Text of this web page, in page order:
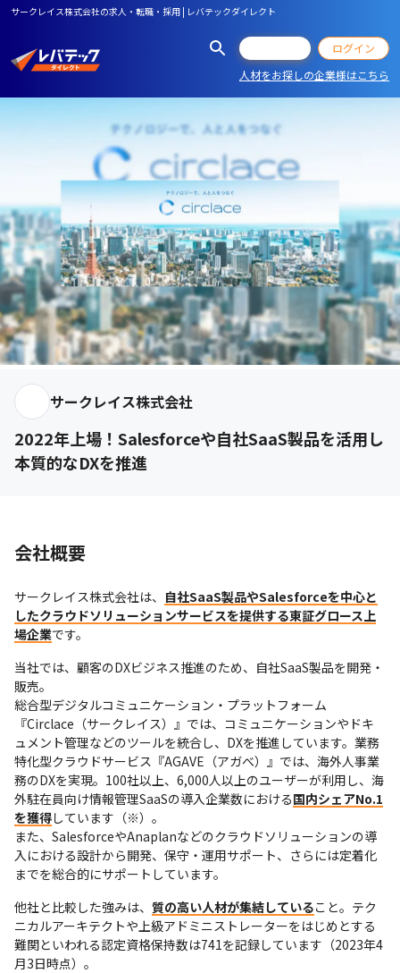
サークレイス株式会社の求人・転職・採用 | レバテックダイレクト
ログイン
人材をお探しの企業様はこちら
サークレイス株式会社
2022年上場！Salesforceや自社SaaS製品を活用し
本質的なDXを推進
会社概要
サークレイス株式会社は、 自社SaaS製品やSalesforceを中心と
したクラウドソリューションサービスを提供する東証グロース上
場企業です。
当社では、顧客のDXビジネス推進のため、自社SaaS製品を開発・
販売。
総合型デジタルコミュニケーション・プラットフォーム
『Circlace（サークレイス）』では、コミュニケーションやドキ
ュメント管理などのツールを統合し、DXを推進しています。業務
特化型クラウドサービス『AGAVE（アガべ）』では、海外人事業
務のDXを実現。100社以上、6,000人以上のユーザーが利用し、海
外駐在員向け情報管理SaaSの導入企業数における国内シェアNo.1
を獲得しています（※）。
また、SalesforceやAnaplanなどのクラウドソリューションの導
入における設計から開発、保守・運用サポート、さらには定着化
までを総合的にサポートしています。
他社と比較した強みは、 質の高い人材が集結していること。テク
ニカルアーキテクトや上級アドミニストレーターをはじめとする
難関といわれる認定資格保持数は741を記録しています（2023年4
月3日時点）。